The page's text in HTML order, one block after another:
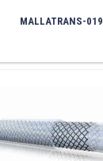
MALLATRANS-019